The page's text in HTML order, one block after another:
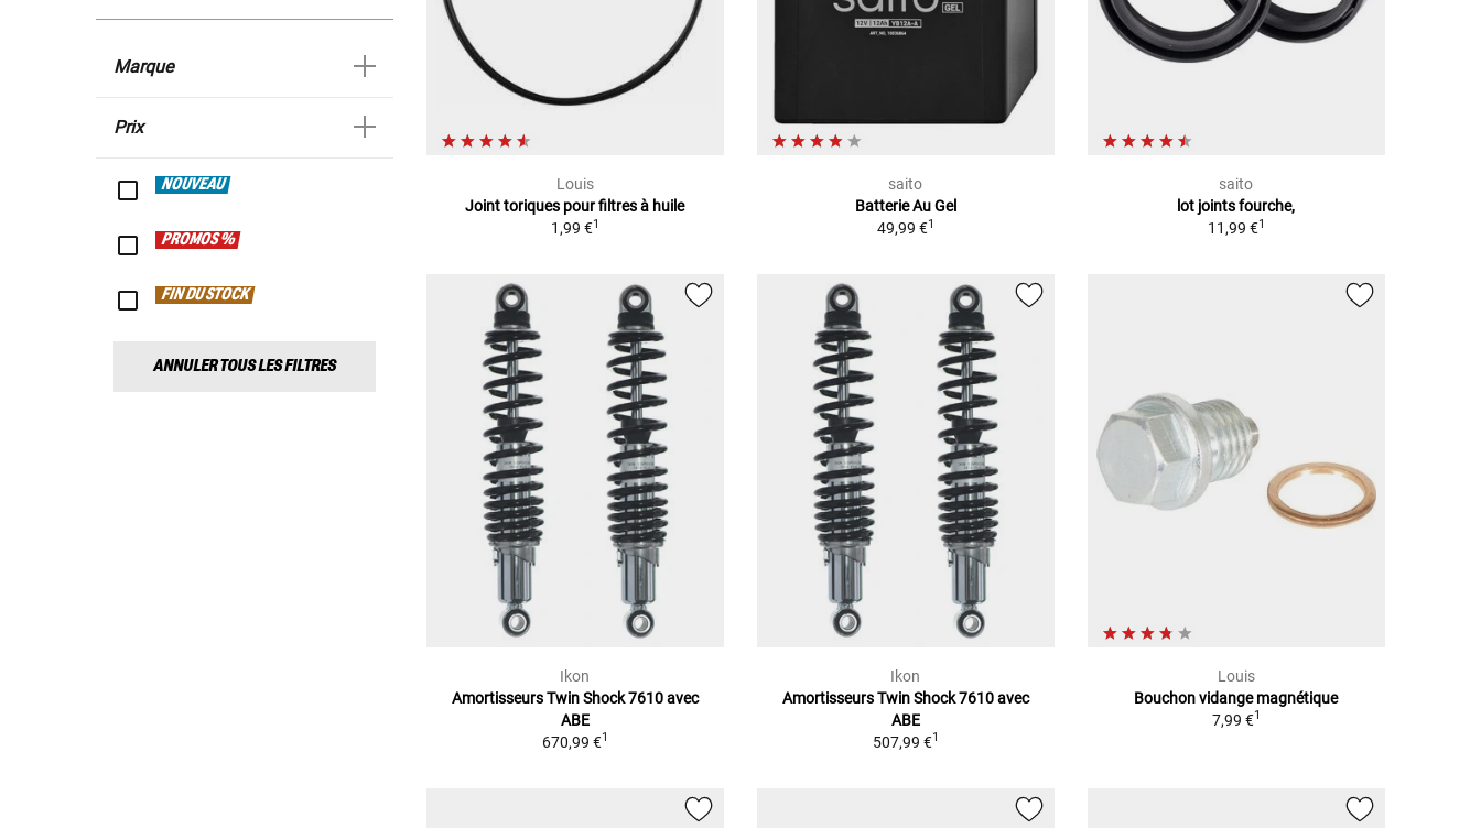
Marque
Prix
NOUVEAU
PROMOS %
FIN DU STOCK
ANNULER TOUS LES FILTRES
Louis
Joint toriques pour filtres à huile
1,99 €1
saito
Batterie Au Gel
49,99 €1
saito
lot joints fourche,
11,99 €1
Ikon
Amortisseurs Twin Shock 7610 avec
ABE
670,99 €1
Ikon
Amortisseurs Twin Shock 7610 avec
ABE
507,99 €1
Louis
Bouchon vidange magnétique
7,99 €1